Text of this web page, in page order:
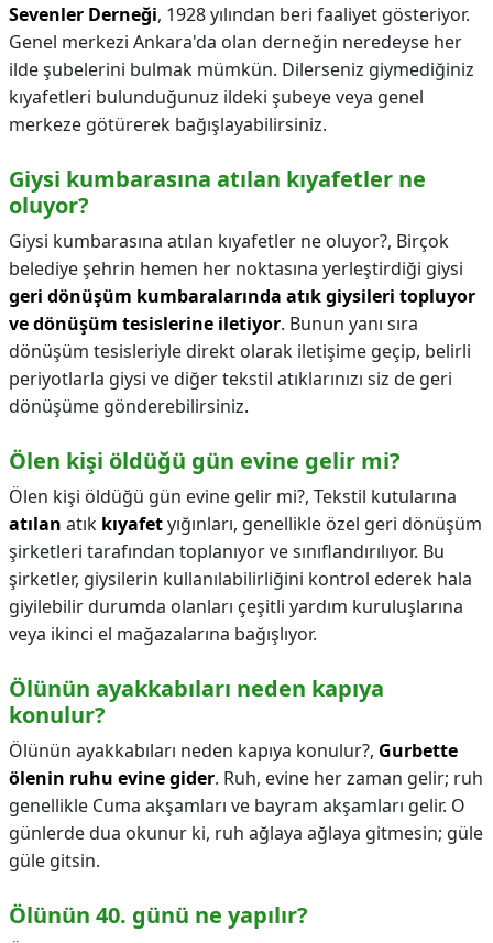
Sevenler Derneği, 1928 yılından beri faaliyet gösteriyor.
Genel merkezi Ankara'da olan derneğin neredeyse her
ilde şubelerini bulmak mümkün. Dilerseniz giymediğiniz
kıyafetleri bulunduğunuz ildeki şubeye veya genel
merkeze götürerek bağışlayabilirsiniz.
Giysi kumbarasına atılan kıyafetler ne
oluyor?
Giysi kumbarasına atılan kıyafetler ne oluyor?, Birçok
belediye şehrin hemen her noktasına yerleştirdiği giysi
geri dönüşüm kumbaralarında atık giysileri topluyor
ve dönüşüm tesislerine iletiyor. Bunun yanı sıra
dönüşüm tesisleriyle direkt olarak iletişime geçip, belirli
periyotlarla giysi ve diğer tekstil atıklarınızı siz de geri
dönüşüme gönderebilirsiniz.
Ölen kişi öldüğü gün evine gelir mi?
Ölen kişi öldüğü gün evine gelir mi?, Tekstil kutularına
atılan atık kıyafetyığınları, genellikle özel geri dönüşüm
şirketleri tarafından toplanıyor ve sınıflandırılıyor. Bu
şirketler, giysilerin kullanılabilirliğini kontrol ederek hala
giyilebilir durumda olanları çeşitli yardım kuruluşlarına
veya ikinci el mağazalarına bağışlıyor.
Ölünün ayakkabıları neden kapıya
konulur?
Ölünün ayakkabıları neden kapıya konulur?, Gurbette
ölenin ruhu evine gider. Ruh, evine her zaman gelir; ruh
genellikle Cuma akşamları ve bayram akşamları gelir. O
günlerde dua okunur ki, ruh ağlaya ağlaya gitmesin; güle
güle gitsin.
Ölünün 40. günü ne yapılır?